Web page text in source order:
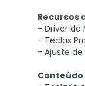
Recursos
- Driver de
- Teclas
- Ajuste de
Conteúdo